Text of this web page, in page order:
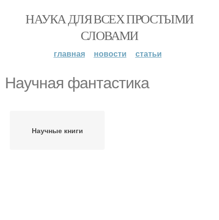
НАУКА ДЛЯ ВСЕХ ПРОСТЫМИ
СЛОВАМИ
главная новости статьи
Научная фантастика
Научные книги